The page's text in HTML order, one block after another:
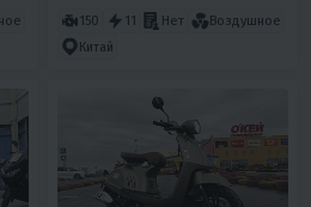
150 11 Нет
Воздушное
Китай